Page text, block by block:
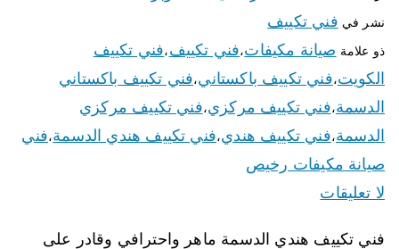
نشر في فني تكييف
ذو علامة صيانة مكيفات،فني تكييف،فني تكييف
الكويت،فني تكييف باكستاني،فني تكييف باكستاني
الدسمة،فني تكييف مركزي،فني تكييف مركزي
الدسمة،فني تكييف هندي،فني تكييف هندي الدسمة،فني
صيانة مكيفات رخيص
لا تعليقات
فني تكييف هندي الدسمة ماهر واحترافي وقادر على